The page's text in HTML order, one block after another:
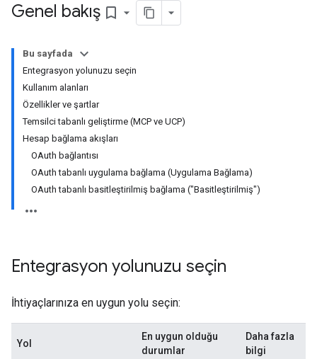
Genel bakış bookmark_border
Bu sayfada
Entegrasyon yolunuzu seçin
Kullanım alanları
Özellikler ve şartlar
Temsilci tabanlı geliştirme (MCP ve UCP)
Hesap bağlama akışları
OAuth bağlantısı
OAuth tabanlı uygulama bağlama (Uygulama Bağlama)
OAuth tabanlı basitleştirilmiş bağlama ("Basitleştirilmiş")
Entegrasyon yolunuzu seçin
İhtiyaçlarınıza en uygun yolu seçin:
Yol
En uygun olduğu
durumlar
Daha fazla
bilgi